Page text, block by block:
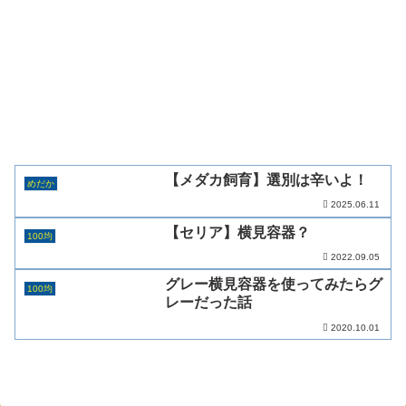
めだか 【メダカ飼育】選別は辛いよ！
2025.06.11
100均 【セリア】横見容器？
2022.09.05
100均
グレー横見容器を使ってみたらグ
レーだった話
2020.10.01